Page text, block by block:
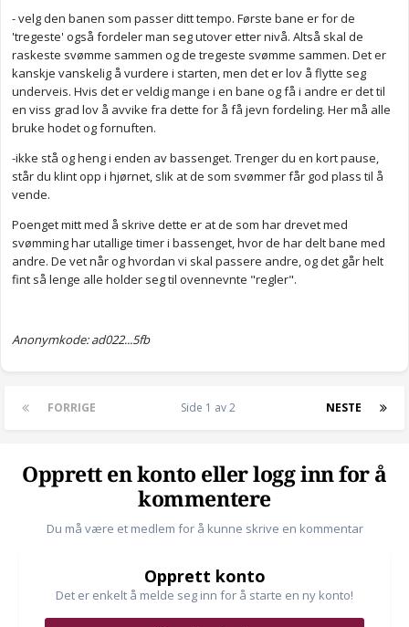
- velg den banen som passer ditt tempo. Første bane er for de
'tregeste' også fordeler man seg utover etter nivå. Altså skal de
raskeste svømme sammen og de tregeste svømme sammen. Det er
kanskje vanskelig å vurdere i starten, men det er lov å flytte seg
underveis. Hvis det er veldig mange i en bane og få i andre er det til
en viss grad lov å avvike fra dette for å få jevn fordeling. Her må alle
bruke hodet og fornuften.
-ikke stå og heng i enden av bassenget. Trenger du en kort pause,
står du klint opp i hjørnet, slik at de som svømmer får god plass til å
vende.
Poenget mitt med å skrive dette er at de som har drevet med
svømming har utallige timer i bassenget, hvor de har delt bane med
andre. De vet når og hvordan vi skal passere andre, og det går helt
fint så lenge alle holder seg til ovennevnte "regler".
Anonymkode: ad022...5fb
FORRIGE NESTE
Side 1 av 2
Opprett en konto eller logg inn for å
kommentere
Du må være et medlem for å kunne skrive en kommentar
Opprett konto
Det er enkelt å melde seg inn for å starte en ny konto!